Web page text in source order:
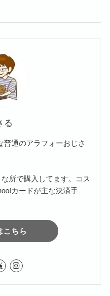
る
普通のアラフォーおじさ
所で購入してます。コス
カードが主な決済手
こちら